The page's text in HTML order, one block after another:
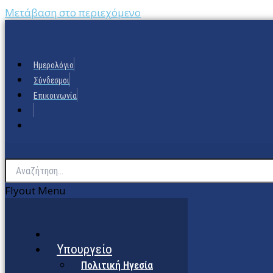
Μετάβαση στο περιεχόμενο
Ημερολόγιο
Σύνδεσμοι
Επικοινωνία
Flyout Menu
Υπουργείο
Πολιτική Ηγεσία